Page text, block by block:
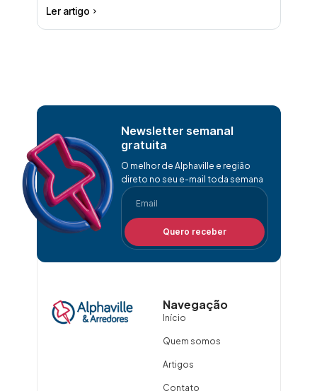
Ler artigo
Newsletter semanal
gratuita
O melhor de Alphaville e região
direto no seu e-mail toda semana
Quero receber
Navegação
Início
Quem somos
Artigos
Contato